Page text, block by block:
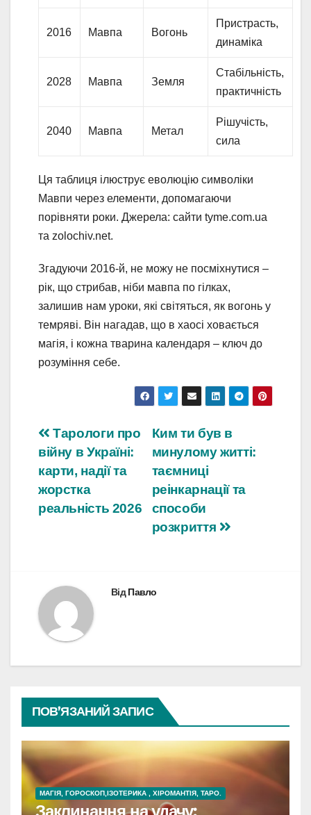
2016 Мавпа Вогонь
Пристрасть,
динаміка
2028 Мавпа Земля
Стабільність,
практичність
2040 Мавпа Метал
Рішучість,
сила
Ця таблиця ілюструє еволюцію символіки
Мавпи через елементи, допомагаючи
порівняти роки. Джерела: сайти tyme.com.ua
та zolochiv.net.
Згадуючи 2016-й, не можу не посміхнутися –
рік, що стрибав, ніби мавпа по гілках,
залишив нам уроки, які світяться, як вогонь у
темряві. Він нагадав, що в хаосі ховається
магія, і кожна тварина календаря – ключ до
розуміння себе.
Навігація
записів
Ким ти був в
минулому житті:
таємниці
реінкарнації та
способи
розкриття
Тарологи про
війну в Україні:
карти, надії та
жорстка
реальність 2026
ВідПавло
ПОВ’ЯЗАНИЙ ЗАПИС
МАГІЯ, ГОРОСКОП,ІЗОТЕРИКА , ХІРОМАНТІЯ, ТАРО.